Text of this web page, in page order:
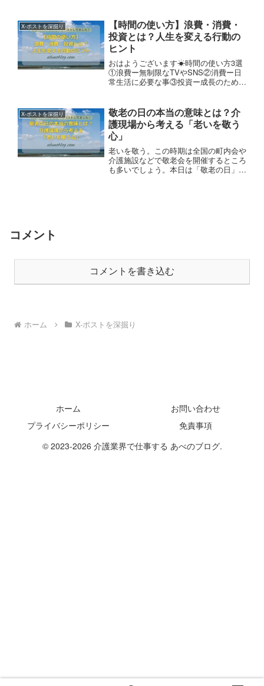
像もつきませんでした。とても感慨深い
ものです。『継続は力なり！』では今日
も良い1日を😊👍
X-ポストを深掘り
【時間の使い方】浪費・消費・
投資とは？人生を変える行動の
ヒント
おはようございます☀時間の使い方3選
①浪費ー無制限なTVやSNS②消費ー日
常生活に必要な事③投資ー成長のための
てはならない。人生は時間で出来ている
のだから”ベンジャミン・フランクリン
今日も良い1日を😊👍
X-ポストを深掘り
敬老の日の本当の意味とは？介
護現場から考える「老いを敬う
心」
老いを敬う。この時期は全国の町内会や
介護施設などで敬老会を開催するところ
も多いでしょう。本日は「敬老の日」に
コメント
コメントを書き込む
ホーム X-ポストを深掘り
ホーム
お問い合わせ
プライバシーポリシー
免責事項
© 2023-2026 介護業界で仕事する あべのブログ.